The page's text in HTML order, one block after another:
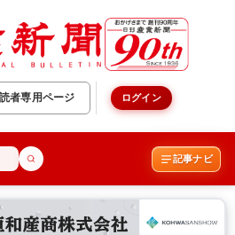
読者専用ページ ログイン
記事ナビ